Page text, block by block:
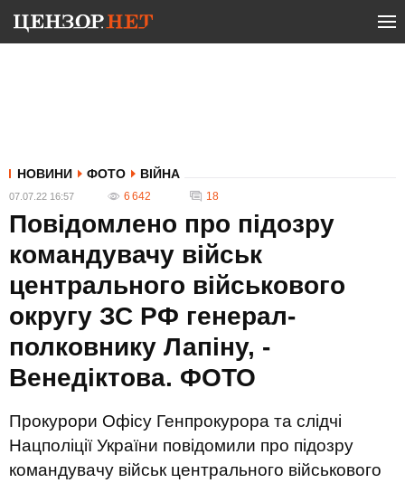
НОВИНИ ФОТО ВІЙНА
07.07.22 16:57 6 642 18
Повідомлено про підозру
командувачу військ
центрального військового
округу ЗС РФ генерал-
полковнику Лапіну, -
Венедіктова. ФОТО
Прокурори Офісу Генпрокурора та слідчі
Нацполіції України повідомили про підозру
командувачу військ центрального військового